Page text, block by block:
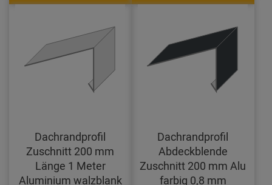
Dachrandprofil
Zuschnitt 200 mm
Länge 1 Meter
Aluminium walzblank
Dachrandprofil
Abdeckblende
Zuschnitt 200 mm Alu
farbig 0,8 mm